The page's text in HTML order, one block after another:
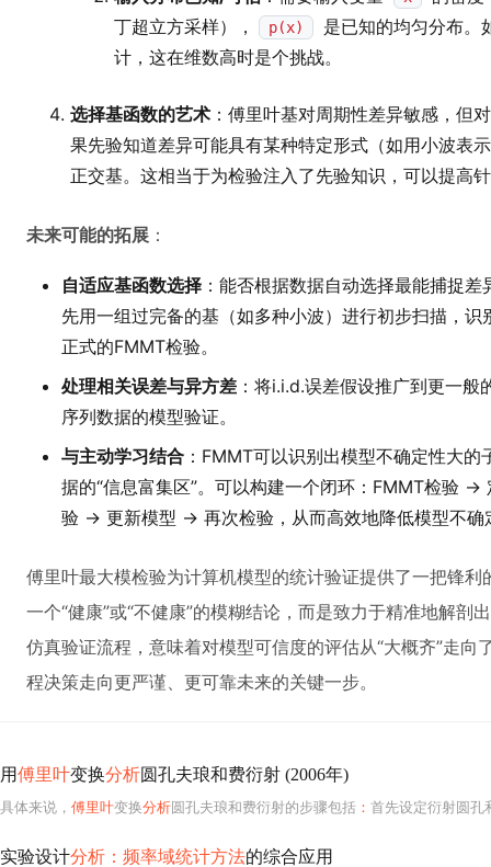
丁超立方采样），
p(x)
是已知的均匀分布。
计，这在维数高时是个挑战。
选择基函数的艺术 ：傅里叶基对周期性差异敏感，但
果先验知道差异可能具有某种特定形式（如用小波表
正交基。这相当于为检验注入了先验知识，可以提高
未来可能的拓展 ：
自适应基函数选择 ：能否根据数据自动选择最能捕捉
先用一组过完备的基（如多种小波）进行初步扫描，
正式的FMMT检验。
处理相关误差与异方差 ：将i.i.d.误差假设推广到更一
序列数据的模型验证。
与主动学习结合 ：FMMT可以识别出模型不确定性大
据的“信息富集区”。可以构建一个闭环：FMMT检验 -
验 -> 更新模型 -> 再次检验，从而高效地降低模型不确
傅里叶最大模检验为计算机模型的统计验证提供了一把锋
一个“健康”或“不健康”的模糊结论，而是致力于精准地解剖
仿真验证流程，意味着对模型可信度的评估从“大概齐”走向
程决策走向更严谨、更可靠未来的关键一步。
用傅里叶变换分析圆孔夫琅和费衍射 (2006年)
具体来说， 傅里叶变换分析圆孔夫琅和费衍射的步骤包括 ： 首先设定衍射圆孔
实验设计分析：频率域统计方法的综合应用